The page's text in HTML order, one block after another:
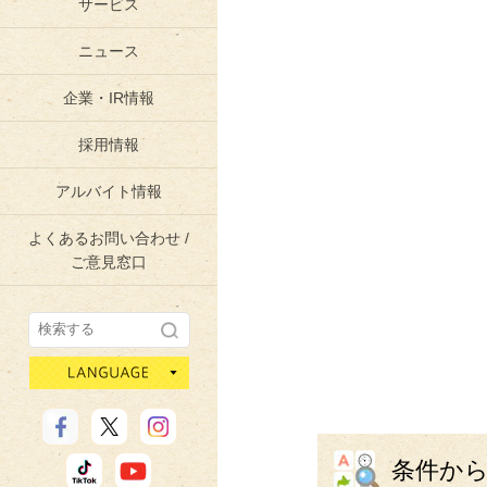
サービス
ニュース
企業・IR情報
採用情報
アルバイト情報
よくあるお問い合わせ /
ご意見窓口
条件か